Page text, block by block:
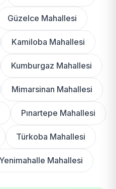
Güzelce Mahallesi
Kamiloba Mahallesi
Kumburgaz Mahallesi
Mimarsinan Mahallesi
Pınartepe Mahallesi
Türkoba Mahallesi
Yenimahalle Mahallesi